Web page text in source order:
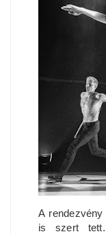
A
is szert